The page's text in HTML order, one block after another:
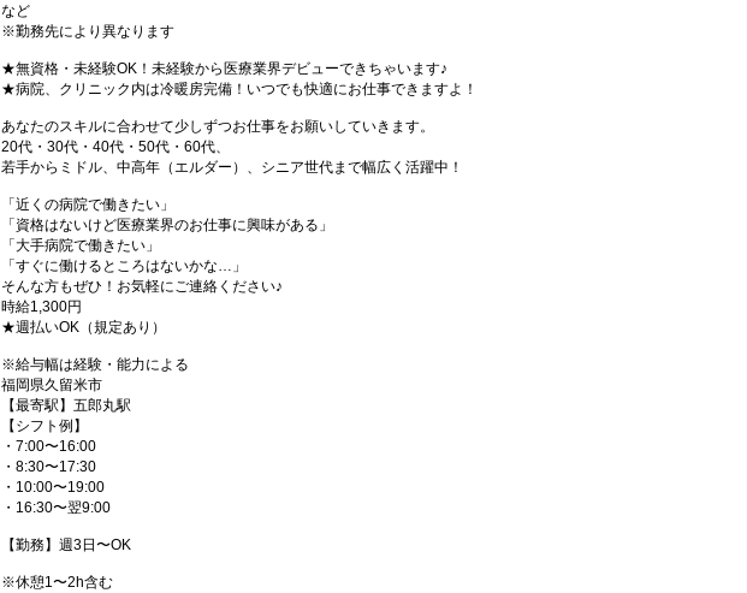
など
※勤務先により異なります
★無資格・未経験OK！未経験から医療業界デビューできちゃいます♪
★病院、クリニック内は冷暖房完備！いつでも快適にお仕事できますよ！
あなたのスキルに合わせて少しずつお仕事をお願いしていきます。
20代・30代・40代・50代・60代、
若手からミドル、中高年（エルダー）、シニア世代まで幅広く活躍中！
「近くの病院で働きたい」
「資格はないけど医療業界のお仕事に興味がある」
「大手病院で働きたい」
「すぐに働けるところはないかな…」
そんな方もぜひ！お気軽にご連絡ください♪
時給1,300円
★週払いOK（規定あり）
※給与幅は経験・能力による
福岡県久留米市
【最寄駅】五郎丸駅
【シフト例】
・7:00〜16:00
・8:30〜17:30
・10:00〜19:00
・16:30〜翌9:00
【勤務】週3日〜OK
※休憩1〜2h含む